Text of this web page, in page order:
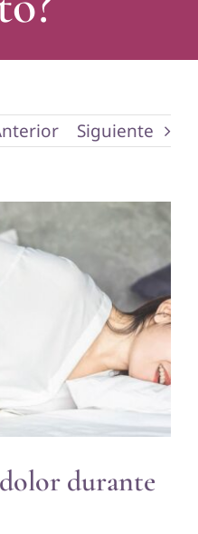
Siguiente
durante